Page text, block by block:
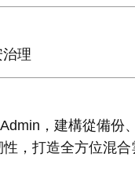
理
，建構從備份
，打造全方位混合